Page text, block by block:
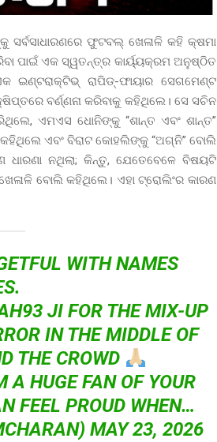
ଫୁଟବଲ୍ ଖେଳାଳି କହି କ୍ଷମା
ପାଇଁ ଏକ ସ୍ୱତନ୍ତ୍ର କାର୍ୟ୍ୟକ୍ରମ ଅନୁଷ୍ଠିତ
ରାପିଡ୍-ଫାୟାର ସେଗମେଣ୍ଟ
ବର୍ଣ୍ଣନା କରିବାକୁ କହିଥିଲେ। ସେ ସଚିନ
ଏମଏସ ଧୋନିଙ୍କୁ “ଶାନ୍ତ ଏବଂ ଶାନ୍ତ”
ଏବଂ ବିରାଟ କୋହଲିଙ୍କୁ “ଅଗ୍ନି” ବୋଲି
ନଥିଲା; କିନ୍ତୁ, ଯେତେବେଳେ ବିଷୟଟି
ବୋଲି କହିଥିଲେ। ଏହା ଟ୍ରୋଲିଂର କାରଣ
WITH NAMES
JI FOR THE MIX-UP
IN THE MIDDLE OF
THE CROWD
A HUGE FAN OF YOUR
FEEL PROUD WHEN…
MAY 23, 2026